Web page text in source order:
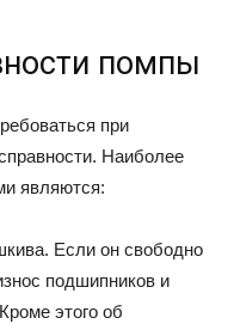
помпы
при
Наиболее
являются:
Если он свободно
подшипников и
этого об